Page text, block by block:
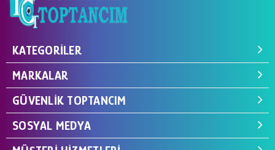
KATEGORILER
MARKALAR
GÜVENLIK TOPTANCIM
SOSYAL MEDYA